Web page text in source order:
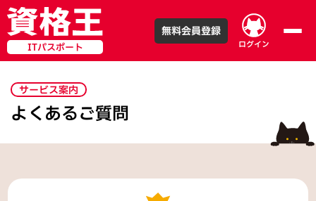
ITパスポート ログイン
無料会員登録
サービス案内
よくあるご質問